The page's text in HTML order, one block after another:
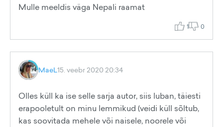
Mulle meeldis väga Nepali raamat
1 0
MaeL15. veebr 2020 20:34
Olles küll ka ise selle sarja autor, siis luban, täiesti
erapooletult on minu lemmikud (veidi küll sõltub,
kas soovitada mehele või naisele, noorele või